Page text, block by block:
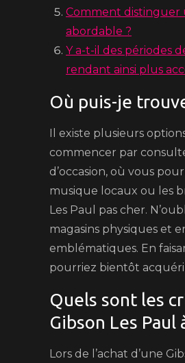
Comment distinguer
abordable ?
Y a-t-il des périodes
rendant ainsi plus
Où puis-je
Il existe plusieurs
commencer par
d’occasion, où vous
musique locaux ou les
Les Paul pas cher.
magasins physiques et
emblématiques. En
pourriez bientôt
Quels sont les
Gibson Les Paul
Lors de l’achat d’une